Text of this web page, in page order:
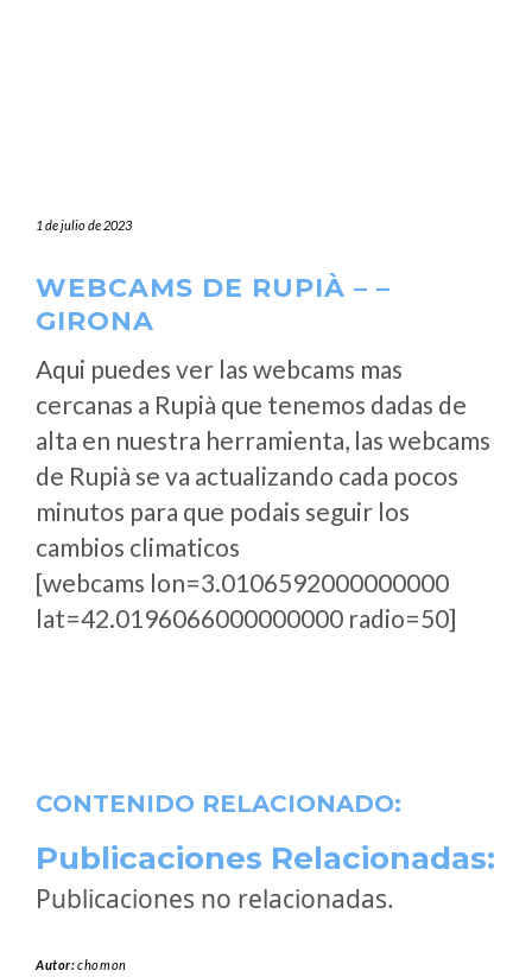
1 de julio de 2023
WEBCAMS DE RUPIÀ – –
GIRONA
Aqui puedes ver las webcams mas
cercanas a Rupià que tenemos dadas de
alta en nuestra herramienta, las webcams
de Rupià se va actualizando cada pocos
minutos para que podais seguir los
cambios climaticos
[webcams lon=3.0106592000000000
lat=42.0196066000000000 radio=50]
CONTENIDO RELACIONADO:
Publicaciones Relacionadas:
Publicaciones no relacionadas.
Autor:chomon